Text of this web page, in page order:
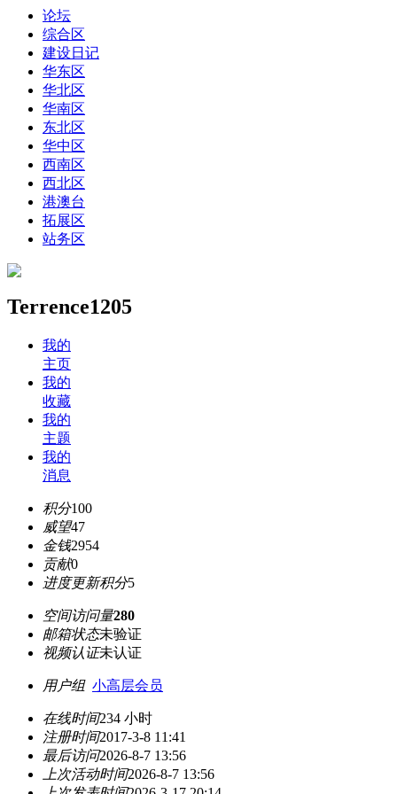
论坛
综合区
建设日记
华东区
华北区
华南区
东北区
华中区
西南区
西北区
港澳台
拓展区
站务区
Terrence1205
我的
主页
我的
收藏
我的
主题
我的
消息
积分100
威望47
金钱2954
贡献0
进度更新积分5
空间访问量280
邮箱状态未验证
视频认证未认证
用户组 小高层会员
在线时间234 小时
注册时间2017-3-8 11:41
最后访问2026-8-7 13:56
上次活动时间2026-8-7 13:56